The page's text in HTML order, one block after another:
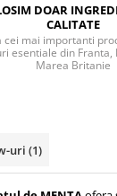
DOAR
CALITATE
cei mai importanti
esentiale din Franta,
Marea Britanie
uri (1)